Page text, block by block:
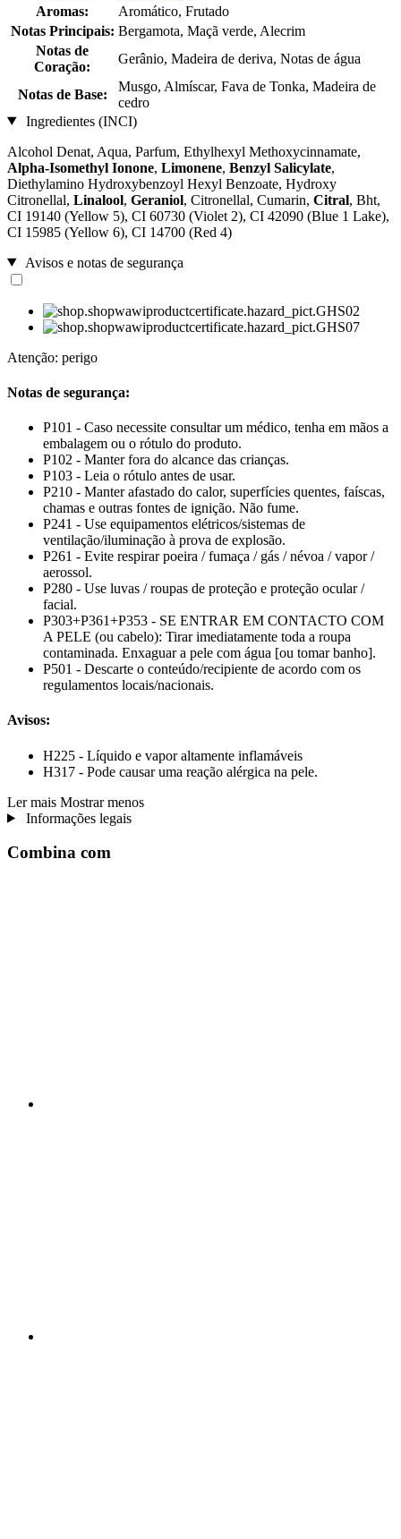
Aromas:
Aromático, Frutado
Notas Principais: Bergamota, Maçã verde, Alecrim
Notas de
Coração:
Gerânio, Madeira de deriva, Notas de água
Notas de Base:
Musgo, Almíscar, Fava de Tonka, Madeira de
cedro
Ingredientes (INCI)
Alcohol Denat, Aqua, Parfum, Ethylhexyl Methoxycinnamate,
Alpha-Isomethyl Ionone, Limonene, Benzyl Salicylate,
Diethylamino Hydroxybenzoyl Hexyl Benzoate, Hydroxy
Citronellal, Linalool, Geraniol, Citronellal, Cumarin, Citral, Bht,
CI 19140 (Yellow 5), CI 60730 (Violet 2), CI 42090 (Blue 1 Lake),
CI 15985 (Yellow 6), CI 14700 (Red 4)
Avisos e notas de segurança
Atenção: perigo
Notas de segurança:
P101 - Caso necessite consultar um médico, tenha em mãos a
embalagem ou o rótulo do produto.
P102 - Manter fora do alcance das crianças.
P103 - Leia o rótulo antes de usar.
P210 - Manter afastado do calor, superfícies quentes, faíscas,
chamas e outras fontes de ignição. Não fume.
P241 - Use equipamentos elétricos/sistemas de
ventilação/iluminação à prova de explosão.
P261 - Evite respirar poeira / fumaça / gás / névoa / vapor /
aerossol.
P280 - Use luvas / roupas de proteção e proteção ocular /
facial.
P303+P361+P353 - SE ENTRAR EM CONTACTO COM
A PELE (ou cabelo): Tirar imediatamente toda a roupa
contaminada. Enxaguar a pele com água [ou tomar banho].
P501 - Descarte o conteúdo/recipiente de acordo com os
regulamentos locais/nacionais.
Avisos:
H225 - Líquido e vapor altamente inflamáveis
H317 - Pode causar uma reação alérgica na pele.
Ler mais Mostrar menos
Informações legais
Combina com